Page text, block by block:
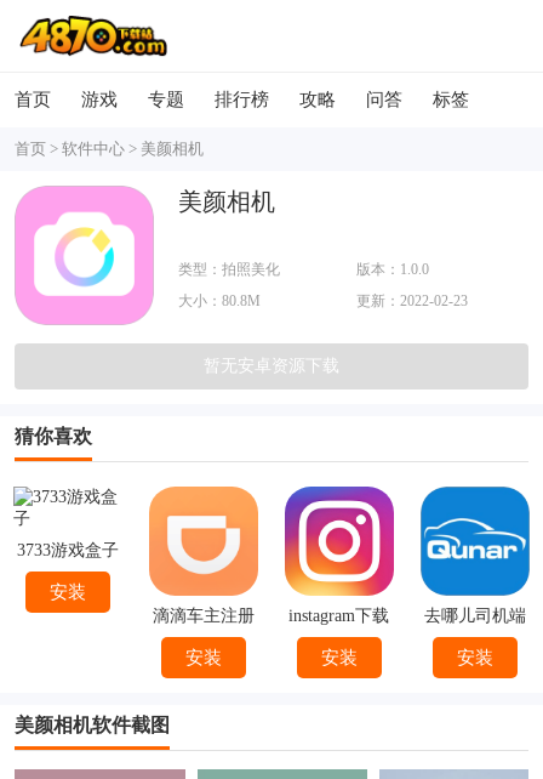
首页 游戏 专题 排行榜 攻略 问答 标签
首页 > 软件中心 > 美颜相机
美颜相机
类型：拍照美化
版本：1.0.0
大小：80.8M
更新：2022-02-23
暂无安卓资源下载
猜你喜欢
3733游戏盒子
安装
滴滴车主注册
下载
安装
instagram下载
官方
安装
去哪儿司机端
下载安装
安装
美颜相机软件截图